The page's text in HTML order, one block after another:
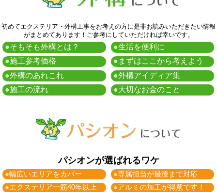
初めてエクステリア・外構工事をお考えの方に是非お読みいただきたい情報
がまとめてあります！ご参考にしていただければ幸いです。
●そもそも外構とは？ ●生活を便利に
●施工参考価格 ● まずはここから考えよう
●外構のあれこれ ●外構アイディア集
●施工の流れ ●大切なお金のこと
パシオンが選ばれるワケ
●幅広いエリアをカバー ●専属担当が最後まで対応
●エクステリア一筋40年以上 ●アルミの加工が得意です！